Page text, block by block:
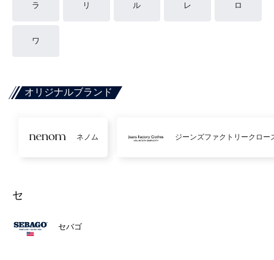
ラ リ ル レ ロ
ワ
オリジナルブランド
ネノム ジーンズファクトリークロー
セ
セバゴ